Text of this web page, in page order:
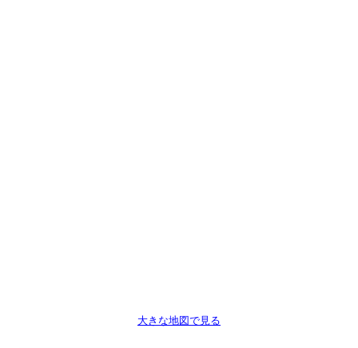
大きな地図で見る